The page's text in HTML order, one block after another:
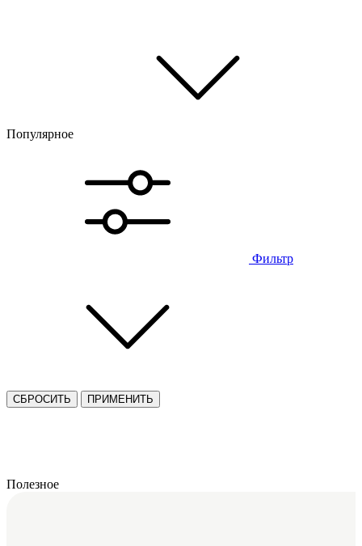
Популярное
Фильтр
СБРОСИТЬ ПРИМЕНИТЬ
Полезное